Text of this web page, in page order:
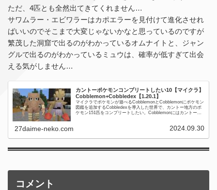
ただ、4匹とも全然出てきてくれません…
サワムラー・エビワラーはカポエラーを見付けて進化させれ
ばいいのでそこまで大変じゃないかなと思っているのですが
繁茂した洞窟で出るのがわかっているオムナイトと、ジャン
グルで出るのがわかっているミュウは、確率が低すぎて出会
える気がしません…
カントーポケモンコンプリートしたい10【マイクラ】
Cobblemon+Cobbledex【1.20.1】
マイクラでポケモンが遊べるCobblemonとCobblemonにポケモン
図鑑を追加するCobbledexを導入した世界で、カントー地方のポ
ケモン151匹をコンプリートしたい。Cobblemonにはカントー地
27daime-neko.com 2024.09.30
コメント